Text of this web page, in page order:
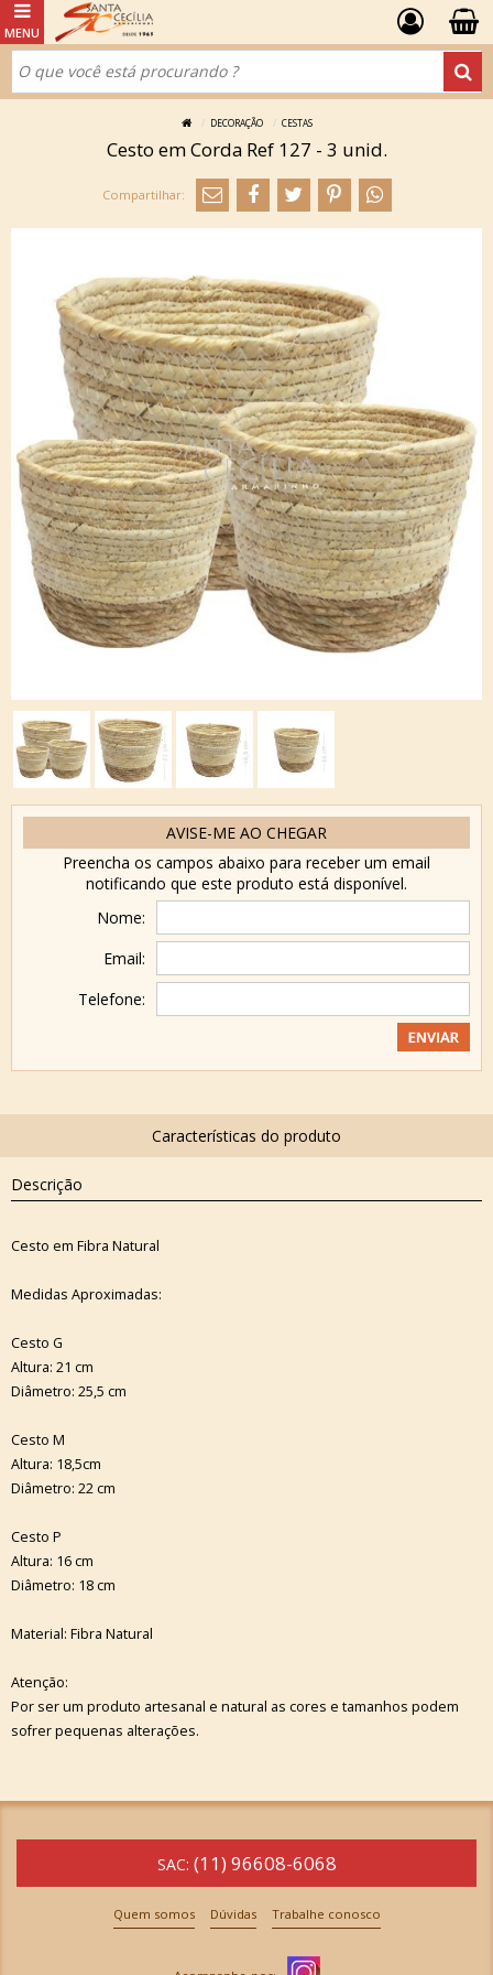
DECORAÇÃO CESTAS
Cesto em Corda Ref 127 - 3 unid.
AVISE-ME AO CHEGAR
Preencha os campos abaixo para receber um email
notificando que este produto está disponível.
Nome:
Email:
Telefone:
Descrição
Cesto em Fibra Natural
Medidas Aproximadas:
Cesto G
Altura: 21 cm
Diâmetro: 25,5 cm
Cesto M
Altura: 18,5cm
Diâmetro: 22 cm
Cesto P
Altura: 16 cm
Diâmetro: 18 cm
Material: Fibra Natural
Atenção:
Por ser um produto artesanal e natural as cores e tamanhos podem
sofrer pequenas alterações.
SAC: (11) 96608-6068
Quem somos Dúvidas Trabalhe conosco